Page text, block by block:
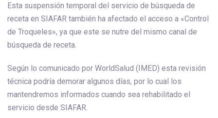
Esta suspensión temporal del servicio de búsqueda de
receta en SIAFAR también ha afectado el acceso a «Control
de Troqueles», ya que este se nutre del mismo canal de
búsqueda de receta.
Según lo comunicado por WorldSalud (IMED) esta revisión
técnica podría demorar algunos días, por lo cual los
mantendremos informados cuando sea rehabilitado el
servicio desde SIAFAR.